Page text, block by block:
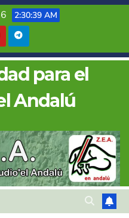
2:30:39 AM
para el
Andalú